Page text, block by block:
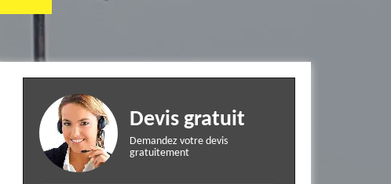
Devis gratuit
Demandez votre devis
gratuitement